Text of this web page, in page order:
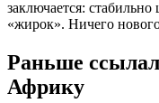
заключается:
«жирок». Ничего
Раньше
Африку